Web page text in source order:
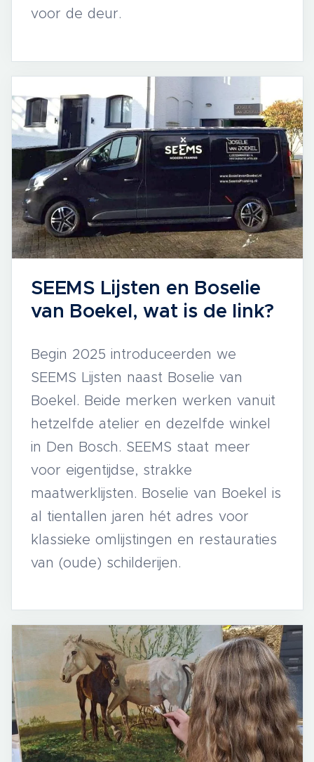
voor de deur.
SEEMS Lijsten en Boselie
van Boekel, wat is de link?
Begin 2025 introduceerden we
SEEMS Lijsten naast Boselie van
Boekel. Beide merken werken vanuit
hetzelfde atelier en dezelfde winkel
in Den Bosch. SEEMS staat meer
voor eigentijdse, strakke
maatwerklijsten. Boselie van Boekel is
al tientallen jaren hét adres voor
klassieke omlijstingen en restauraties
van (oude) schilderijen.